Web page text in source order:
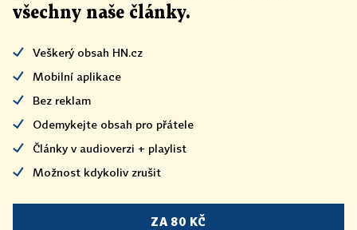
všechny naše články.
Veškerý obsah HN.cz
Mobilní aplikace
Bez reklam
Odemykejte obsah pro přátele
Články v audioverzi + playlist
Možnost kdykoliv zrušit
ZA 80 KČ